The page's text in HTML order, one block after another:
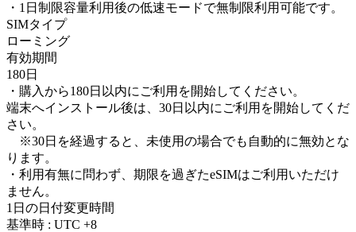
・1日制限容量利用後の低速モードで無制限利用可能です。
SIMタイプ
ローミング
有効期間
180日
・購入から180日以内にご利用を開始してください。
端末へインストール後は、30日以内にご利用を開始してくだ
さい。
※30日を経過すると、未使用の場合でも自動的に無効とな
ります。
・利用有無に問わず、期限を過ぎたeSIMはご利用いただけ
ません。
1日の日付変更時間
基準時 : UTC +8